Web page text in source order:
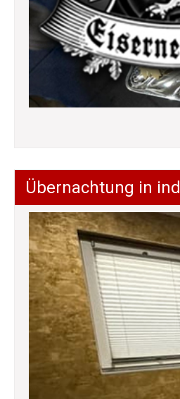
Übernachtung in